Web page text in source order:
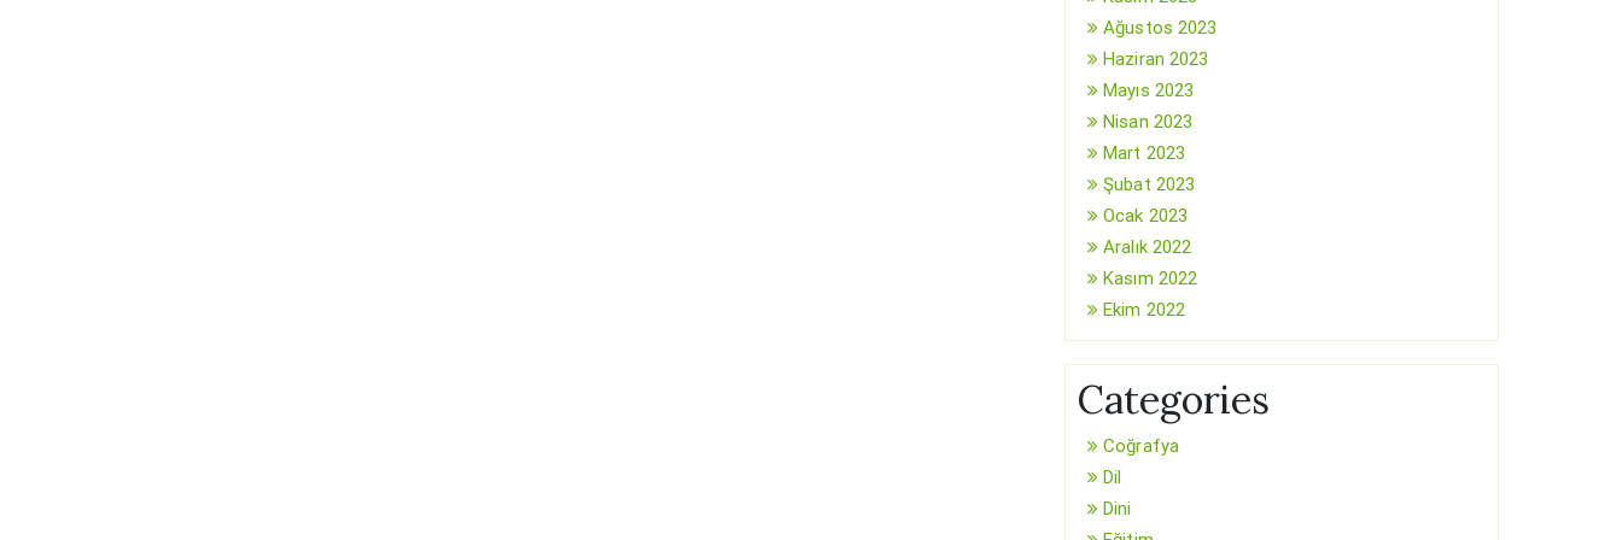
Ağustos 2023
Haziran 2023
Mayıs 2023
Nisan 2023
Mart 2023
Şubat 2023
Ocak 2023
Aralık 2022
Kasım 2022
Ekim 2022
Categories
Coğrafya
Dil
Dini